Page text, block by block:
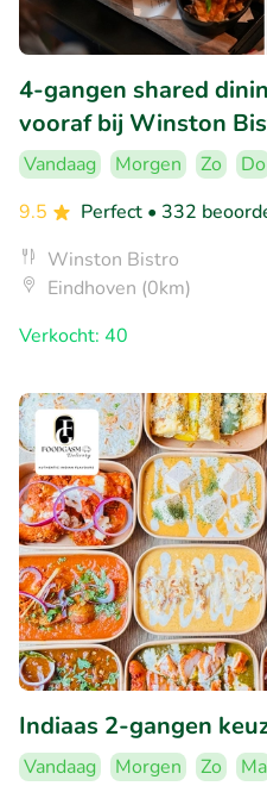
4-gangen shared
vooraf bij Winston
Vandaag Morgen Zo
Do
9.5
Perfect • 332
Winston Bistro
Eindhoven (0km)
Verkocht: 40
Indiaas 2-gangen
Vandaag Morgen Zo Ma